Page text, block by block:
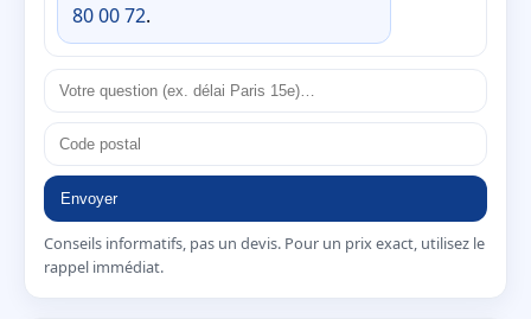
80 00 72.
Envoyer
Conseils informatifs, pas un devis. Pour un prix exact, utilisez le
rappel immédiat.